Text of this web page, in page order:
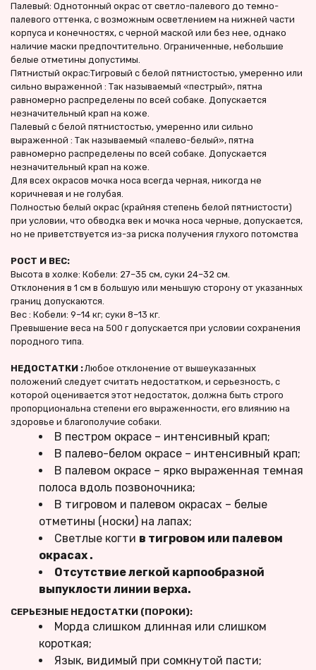
Палевый: Однотонный окрас от светло-палевого до темно-
палевого оттенка, с возможным осветлением на нижней части
корпуса и конечностях, с черной маской или без нее, однако
наличие маски предпочтительно. Ограниченные, небольшие
белые отметины допустимы.
Пятнистый окрас:Тигровый с белой пятнистостью, умеренно или
сильно выраженной : Так называемый «пестрый», пятна
равномерно распределены по всей собаке. Допускается
незначительный крап на коже.
Палевый с белой пятнистостью, умеренно или сильно
выраженной : Так называемый «палево-белый», пятна
равномерно распределены по всей собаке. Допускается
незначительный крап на коже.
Для всех окрасов мочка носа всегда черная, никогда не
коричневая и не голубая.
Полностью белый окрас (крайняя степень белой пятнистости)
при условии, что обводка век и мочка носа черные, допускается,
но не приветствуется из-за риска получения глухого потомства
РОСТ И ВЕС:
Высота в холке: Кобели: 27–35 см, суки 24–32 см.
Отклонения в 1 см в большую или меньшую сторону от указанных
границ допускаются.
Вес : Кобели: 9–14 кг; суки 8–13 кг.
Превышение веса на 500 г допускается при условии сохранения
породного типа.
НЕДОСТАТКИ : Любое отклонение от вышеуказанных
положений следует считать недостатком, и серьезность, с
которой оценивается этот недостаток, должна быть строго
пропорциональна степени его выраженности, его влиянию на
здоровье и благополучие собаки.
В пестром окрасе – интенсивный крап;
В палево-белом окрасе – интенсивный крап;
В палевом окрасе – ярко выраженная темная
полоса вдоль позвоночника;
В тигровом и палевом окрасах – белые
отметины (носки) на лапах;
Светлые когти в тигровом или палевом
окрасах .
Отсутствие легкой карпообразной
выпуклости линии верха.
СЕРЬЕЗНЫЕ НЕДОСТАТКИ (ПОРОКИ):
Морда слишком длинная или слишком
короткая;
Язык, видимый при сомкнутой пасти;